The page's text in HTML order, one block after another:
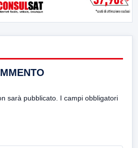
sarà pubblicato. I campi obbligatori